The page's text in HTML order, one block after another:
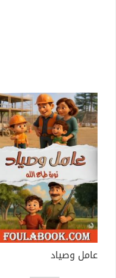
عامل وصياد